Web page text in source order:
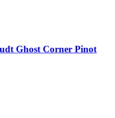
Ghost Corner Pinot